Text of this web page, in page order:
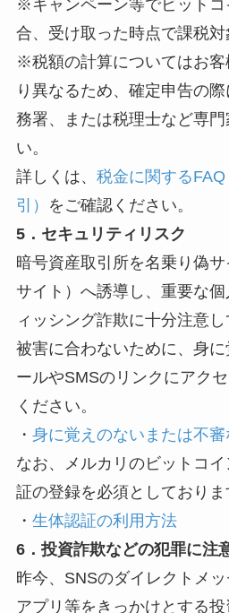
※キャンペーン等でビット
合、受け取った時点で課税
※税額の計算についてはお客
り異なるため、確定申告の
務署、または税理士など専
い。
詳しくは、 税金に関する
引）
をご確認ください。
5．セキュリティリスク
暗号資産取引所を名乗り偽
サイト）へ誘導し、重要な
ィッシング詐欺に十分注意し
被害に合わないために、身
ールやSMSのリンクにアク
ください。
・ 身に覚えのないまたは不
なお、メルカリのビットコ
証の登録を必須としておりま
・ 生体認証の利用方法
6．投資詐欺などの犯罪に注
昨今、SNSのダイレクトメ
アプリ等をきっかけとする